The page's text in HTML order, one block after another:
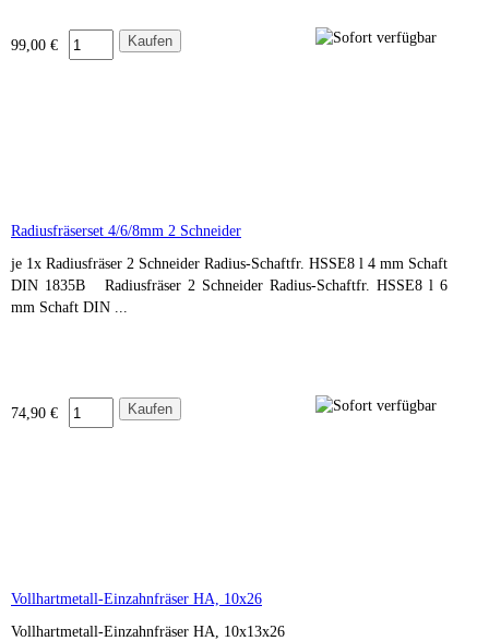
99,00 €
Radiusfräserset 4/6/8mm 2 Schneider
je 1x Radiusfräser 2 Schneider Radius-Schaftfr. HSSE8 l 4 mm Schaft
DIN 1835B Radiusfräser 2 Schneider Radius-Schaftfr. HSSE8 l 6
mm Schaft DIN ...
74,90 €
Vollhartmetall-Einzahnfräser HA, 10x26
Vollhartmetall-Einzahnfräser HA, 10x13x26